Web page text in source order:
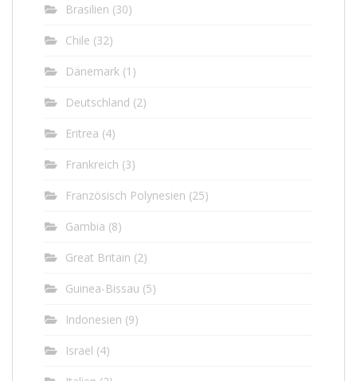
Brasilien (30)
Chile (32)
Dänemark (1)
Deutschland (2)
Eritrea (4)
Frankreich (3)
Französisch Polynesien (25)
Gambia (8)
Great Britain (2)
Guinea-Bissau (5)
Indonesien (9)
Israel (4)